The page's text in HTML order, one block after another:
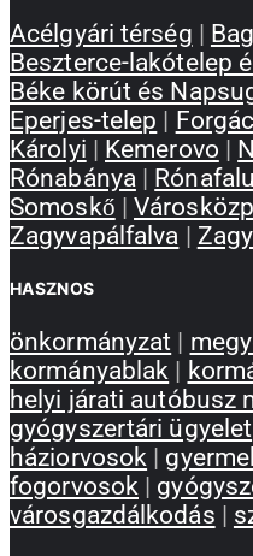
Acélgyári térség |
Beszterce-lakótelep
Béke körút és
Eperjes-telep |
Károlyi | Kemerovo |
Rónabánya| Rónafalu
Somoskő |
Zagyvapálfalva |
HASZNOS
önkormányzat |
kormányablak |
helyi járati autóbusz
gyógyszertári ügyelet
háziorvosok |
fogorvosok |
városgazdálkodás |